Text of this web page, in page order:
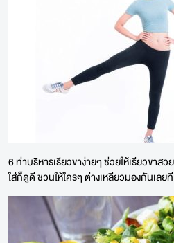
6 ท่าบริหารเรียวขาง่ายๆ ช่วยให้เรียวขาส
ใส่ก็ดูดี ชวนให้ใครๆ ต่างเหลียวมองกันเลย